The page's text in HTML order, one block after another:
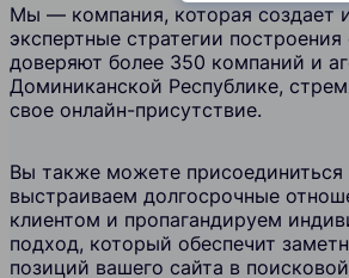
Мы — компания, которая создает
экспертные стратегии
доверяют более 350 компаний и
Доминиканской Республике,
свое онлайн-присутствие.
Вы также можете
выстраиваем долгосрочные
клиентом и пропагандируем
подход, который обеспечит
позиций вашего сайта в